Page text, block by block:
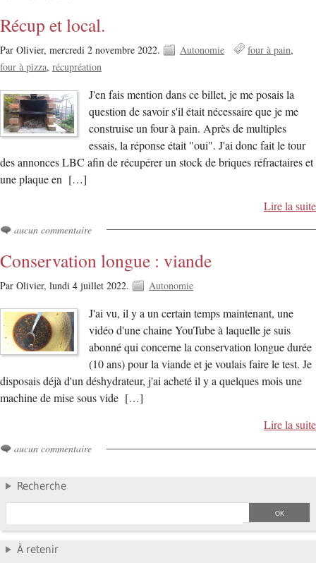
Récup et local.
Par Olivier, mercredi 2 novembre 2022. Autonomie
four à pain
four à pizza récupréation
J'en fais mention dans ce billet, je me posais la
question de savoir s'il était nécessaire que je me
construise un four à pain. Après de multiples
essais, la réponse était "oui". J'ai donc fait le tour
des annonces LBC afin de récupérer un stock de briques réfractaires et
une plaque en […]
Lire la suite
aucun commentaire
Conservation longue : viande
Par Olivier, lundi 4 juillet 2022. Autonomie
J'ai vu, il y a un certain temps maintenant, une
vidéo d'une chaine YouTube à laquelle je suis
abonné qui concerne la conservation longue durée
(10 ans) pour la viande et je voulais faire le test. Je
disposais déjà d'un déshydrateur, j'ai acheté il y a quelques mois une
machine de mise sous vide […]
Lire la suite
aucun commentaire
Recherche
À retenir